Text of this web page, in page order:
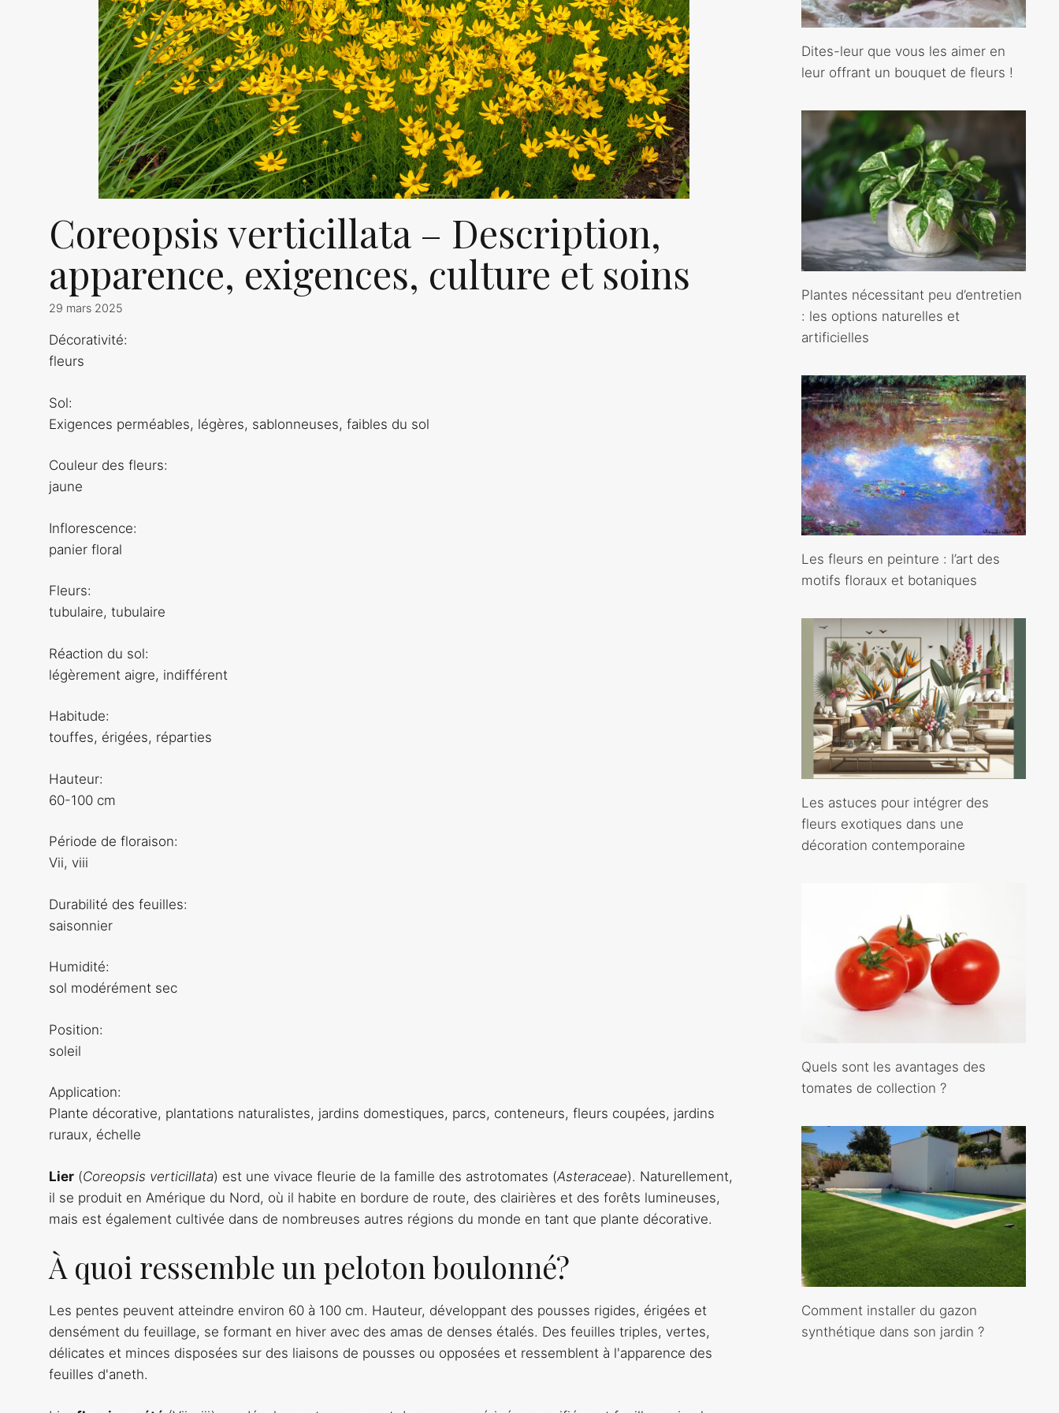
Coreopsis verticillata – Description,
apparence, exigences, culture et soins
29 mars 2025
Décorativité:
fleurs
Sol:
Exigences perméables, légères, sablonneuses, faibles du sol
Couleur des fleurs:
jaune
Inflorescence:
panier floral
Fleurs:
tubulaire, tubulaire
Réaction du sol:
légèrement aigre, indifférent
Habitude:
touffes, érigées, réparties
Hauteur:
60-100 cm
Période de floraison:
Vii, viii
Durabilité des feuilles:
saisonnier
Humidité:
sol modérément sec
Position:
soleil
Application:
Plante décorative, plantations naturalistes, jardins domestiques, parcs, conteneurs, fleurs coupées, jardins
ruraux, échelle
Lier (Coreopsis verticillata) est une vivace fleurie de la famille des astrotomates (Asteraceae). Naturellement,
il se produit en Amérique du Nord, où il habite en bordure de route, des clairières et des forêts lumineuses,
mais est également cultivée dans de nombreuses autres régions du monde en tant que plante décorative.
À quoi ressemble un peloton boulonné?
Les pentes peuvent atteindre environ 60 à 100 cm. Hauteur, développant des pousses rigides, érigées et
densément du feuillage, se formant en hiver avec des amas de denses étalés. Des feuilles triples, vertes,
délicates et minces disposées sur des liaisons de pousses ou opposées et ressemblent à l'apparence des
feuilles d'aneth.
Dites-leur que vous les aimer en
leur offrant un bouquet de fleurs !
Plantes nécessitant peu d’entretien
: les options naturelles et
artificielles
Les fleurs en peinture : l’art des
motifs floraux et botaniques
Les astuces pour intégrer des
fleurs exotiques dans une
décoration contemporaine
Quels sont les avantages des
tomates de collection ?
Comment installer du gazon
synthétique dans son jardin ?